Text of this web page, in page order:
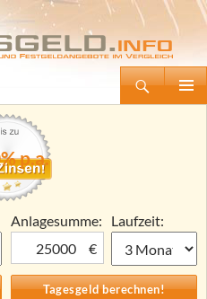
Tagesgeld.info – Tagesgeldkonten vergleichen und Tagesgeld-Zinsen berechnen
p.a.
Anlagesumme:
€
Laufzeit: